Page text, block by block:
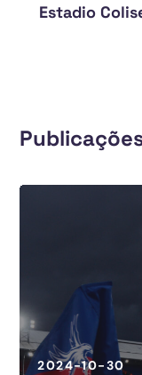
Estadio
2024-10-30